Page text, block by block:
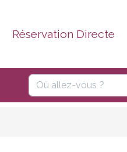
Réservation Directe